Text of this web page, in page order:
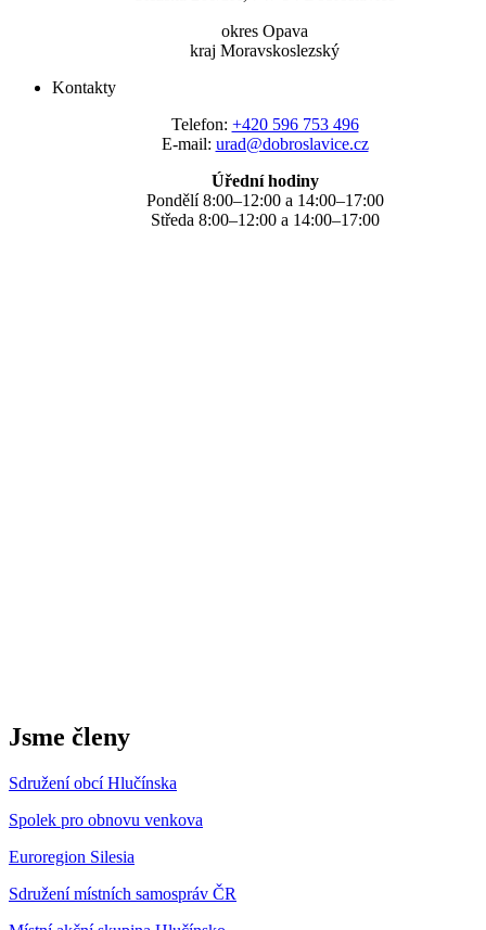
okres Opava
kraj Moravskoslezský
Kontakty
Telefon: +420 596 753 496
E-mail: urad@dobroslavice.cz
Úřední hodiny
Pondělí 8:00–12:00 a 14:00–17:00
Středa 8:00–12:00 a 14:00–17:00
Jsme členy
Sdružení obcí Hlučínska
Spolek pro obnovu venkova
Euroregion Silesia
Sdružení místních samospráv ČR